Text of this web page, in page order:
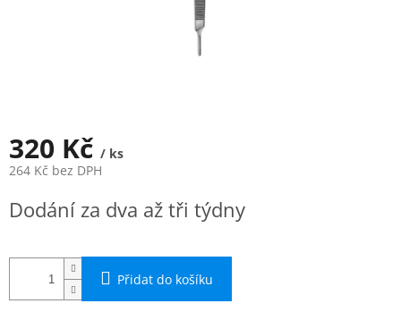
320 Kč / ks
264 Kč bez DPH
cena:
Dodání za dva až tři týdny
Přidat do košíku